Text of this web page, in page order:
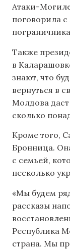
Атаки-
поговорила
Также
в
знают, что
вернуться в
Молдова
сколько
Кроме того,
Бронница.
с семьей,
несколько
«Мы будем
рассказы
Республика
страна. Мы